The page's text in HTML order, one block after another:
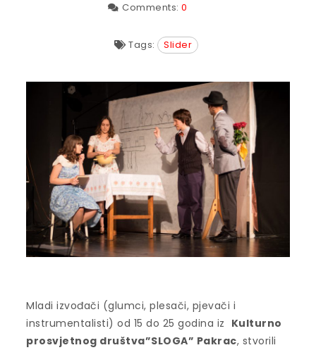
Comments: 0
Tags: Slider
Mladi izvođači (glumci, plesači, pjevači i
instrumentalisti) od 15 do 25 godina iz Kulturno
prosvjetnog društva”SLOGA” Pakrac, stvorili